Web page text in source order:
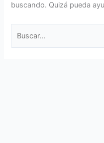
buscando. Quizá pueda